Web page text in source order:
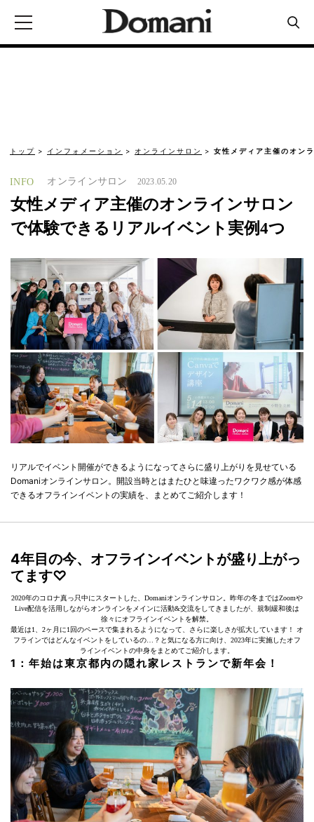
トップ インフォメーション オンラインサロン 女性メディア主催のオン
INFO オンラインサロン 2023.05.20
女性メディア主催のオンラインサロン
で体験できるリアルイベント実例4つ
リアルでイベント開催ができるようになってさらに盛り上がりを見せている
Domaniオンラインサロン。開設当時とはまたひと味違ったワクワク感が体感
できるオフラインイベントの実績を、まとめてご紹介します！
4年目の今、オフラインイベントが盛り上がっ
てます♡
2020年のコロナ真っ只中にスタートした、Domaniオンラインサロン。昨年の冬まではZoomや
Live配信を活用しながらオンラインをメインに活動&交流をしてきましたが、規制緩和後は
徐々にオフラインイベントを解禁。
最近は1、2ヶ月に1回のペースで集まれるようになって、さらに楽しさが拡大しています！ オ
フラインではどんなイベントをしているの…？と気になる方に向け、2023年に実施したオフ
ラインイベントの中身をまとめてご紹介します。
1：年始は東京都内の隠れ家レストランで新年会！